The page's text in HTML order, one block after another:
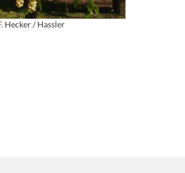
Hecker / Hassler